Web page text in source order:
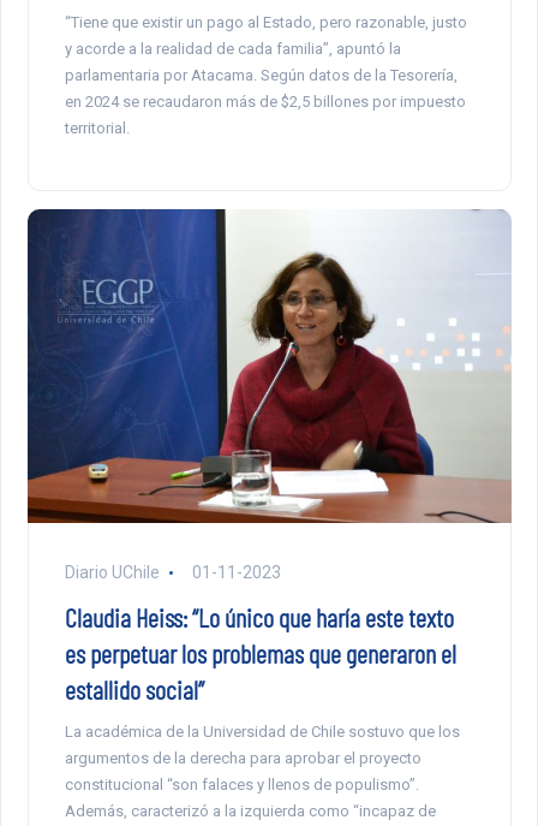
“Tiene que existir un pago al Estado, pero razonable, justo
y acorde a la realidad de cada familia”, apuntó la
parlamentaria por Atacama. Según datos de la Tesorería,
en 2024 se recaudaron más de $2,5 billones por impuesto
territorial.
Diario UChile 01-11-2023
Claudia Heiss: “Lo único que haría este texto
es perpetuar los problemas que generaron el
estallido social”
La académica de la Universidad de Chile sostuvo que los
argumentos de la derecha para aprobar el proyecto
constitucional “son falaces y llenos de populismo”.
Además, caracterizó a la izquierda como “incapaz de